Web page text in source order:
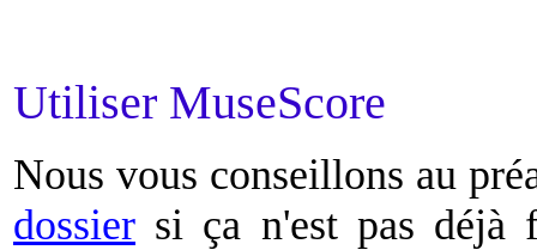
Utiliser MuseScore
Nous vous conseillons au
dossier si ça n'est pas